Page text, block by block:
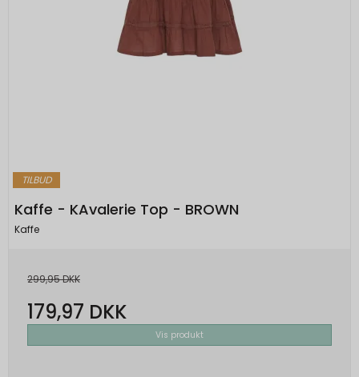
TILBUD
Kaffe - KAvalerie Top - BROWN
Kaffe
299,95 DKK
179,97 DKK
Vis produkt